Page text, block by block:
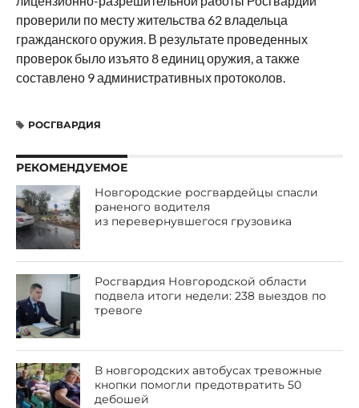
проверили по месту жительства 62 владельца
гражданского оружия. В результате проведенных
проверок было изъято 8 единиц оружия, а также
составлено 9 административных протоколов.
РОСГВАРДИЯ
РЕКОМЕНДУЕМОЕ
Новгородские росгвардейцы спасли
раненого водителя
из перевернувшегося грузовика
Росгвардия Новгородской области
подвела итоги недели: 238 выездов по
тревоге
В новгородских автобусах тревожные
кнопки помогли предотвратить 50
дебошей